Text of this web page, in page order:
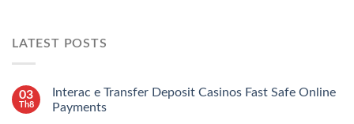
LATEST POSTS
03
Th8
Interac e Transfer Deposit Casinos Fast Safe Online
Payments